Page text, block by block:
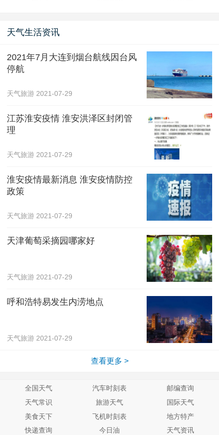
天气生活资讯
2021年7月大连到烟台航线因台风
停航
天气旅游 2021-07-29
江苏淮安疫情 淮安洪泽区封闭管
理
天气旅游 2021-07-29
淮安疫情最新消息 淮安疫情防控
政策
天气旅游 2021-07-29
天津葡萄采摘园哪家好
天气旅游 2021-07-29
呼和浩特易发生内涝地点
天气旅游 2021-07-29
查看更多 >
全国天气 汽车时刻表
邮编查询
天气常识
旅游天气
国际天气
美食天下
飞机时刻表
地方特产
快递查询
今日油 天气资讯